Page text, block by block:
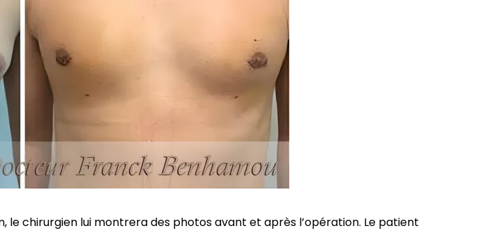
le chirurgien lui montrera des photos avant et après l’opération. Le patient